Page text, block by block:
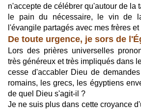
n'accepte de célébrer qu'autour de la
le pain du nécessaire, le vin de
l'évangile partagés avec mes frères
De toute urgence, je sors de
Lors des prières universelles
très généreux et très impliqués dans
cesse d'accabler Dieu de
romains, les grecs, les égyptiens
de quel Dieu s'agit-il ?
Je ne suis plus dans cette croyance